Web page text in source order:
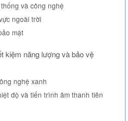
và công nghệ
ngoài trời
mật
kiệm năng lượng và bảo vệ
nghệ xanh
độ và tiến trình âm thanh tiên